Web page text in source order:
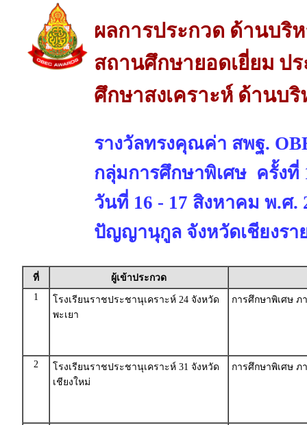
ผลการประกวด ด้านบริ
สถานศึกษายอดเยี่ยม ปร
ศึกษาสงเคราะห์ ด้านบริ
รางวัลทรงคุณค่า สพฐ.
กลุ่มการศึกษาพิเศษ ครั้งที่
วันที่ 16 - 17 สิงหาคม พ.ศ.
ปัญญานุกูล จังหวัดเชียงรา
ที่
ผู้เข้าประกวด
1
โรงเรียนราชประชานุเคราะห์ 24 จังหวัด
พะเยา
การศึกษาพิเศษ ภ
2
โรงเรียนราชประชานุเคราะห์ 31 จังหวัด
เชียงใหม่
การศึกษาพิเศษ ภ